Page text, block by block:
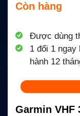
Còn hàng
Được dùng
1 đổi 1 ngay
hành 12
Garmin VHF